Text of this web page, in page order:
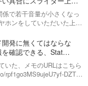
るには？
で若干音量が小さくなっ
ホンをしていただいた上で
に引き続き、今回はSwiper
た際のサイズの調…
発に無くてはならな
確認できる、Stat
紹介！
いた、メモのURLはこちら
rpf1go3MS9ujeU7yf-DZTw